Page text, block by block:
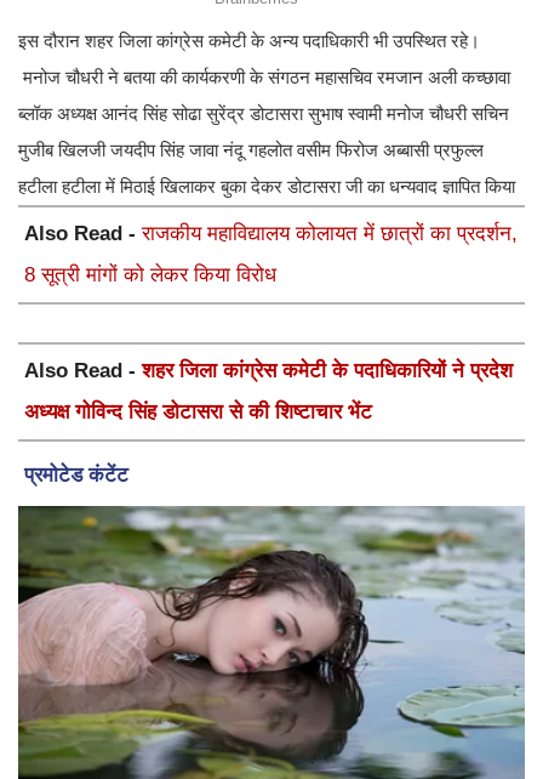
इस दौरान शहर जिला कांग्रेस कमेटी के अन्य पदाधिकारी भी उपस्थित रहे।
मनोज चौधरी ने बतया की कार्यकरणी के संगठन महासचिव रमजान अली कच्छावा
ब्लॉक अध्यक्ष आनंद सिंह सोढा सुरेंद्र डोटासरा सुभाष स्वामी मनोज चौधरी सचिन
मुजीब खिलजी जयदीप सिंह जावा नंदू गहलोत वसीम फिरोज अब्बासी प्रफुल्ल
हटीला हटीला में मिठाई खिलाकर बुका देकर डोटासरा जी का धन्यवाद ज्ञापित किया
Also Read -राजकीय महाविद्यालय कोलायत में छात्रों का प्रदर्शन,
8 सूत्री मांगों को लेकर किया विरोध
Also Read -शहर जिला कांग्रेस कमेटी के पदाधिकारियों ने प्रदेश
अध्यक्ष गोविन्द सिंह डोटासरा से की शिष्टाचार भेंट